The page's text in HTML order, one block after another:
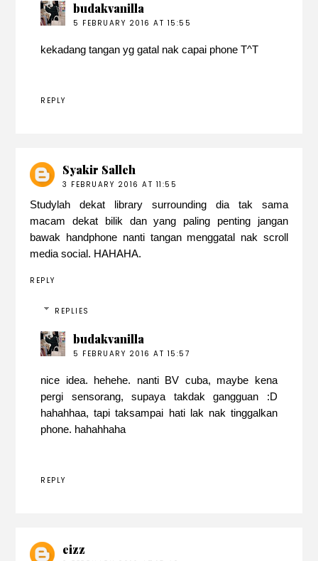
budakvanilla
5 FEBRUARY 2016 AT 15:55
kekadang tangan yg gatal nak capai phone T^T
REPLY
Syakir Salleh
3 FEBRUARY 2016 AT 11:55
Studylah dekat library surrounding dia tak sama
macam dekat bilik dan yang paling penting jangan
bawak handphone nanti tangan menggatal nak scroll
media social. HAHAHA.
REPLY
REPLIES
budakvanilla
5 FEBRUARY 2016 AT 15:57
nice idea. hehehe. nanti BV cuba, maybe kena
pergi sensorang, supaya takdak gangguan :D
hahahhaa, tapi taksampai hati lak nak tinggalkan
phone. hahahhaha
REPLY
eizz